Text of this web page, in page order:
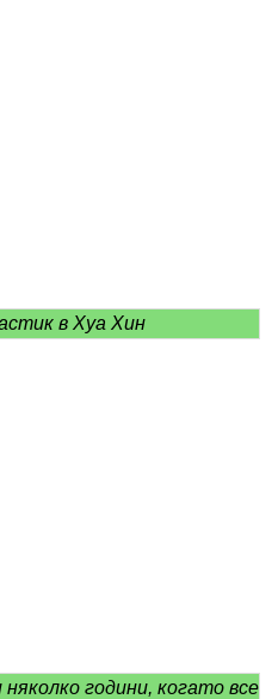
в Хуа Хин
години, когато все